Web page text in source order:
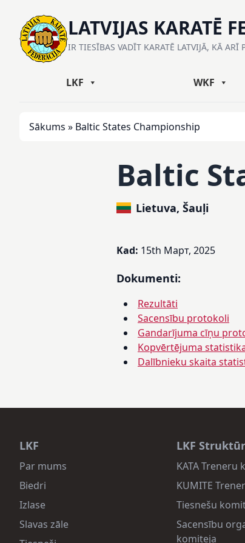
LATVIJAS KARATĒ
IR TIESĪBAS VADĪT KARATĒ LATVIJĀ, KĀ ARĪ
LKF WKF
Sākums » Baltic States Championship
Baltic
Lietuva, Šauļi
Kad: 15th Март, 2025
Dokumenti:
Rezultāti
Sacensību protokoli
Gandarījuma cīņu
Kopvērtējuma
Dalībnieku skaita
LKF
Par mums
Biedri
Izlase
Slavas zāle
LKF
KATA Treneru
KUMITE
Tiesnešu
Sacensību
komiteja